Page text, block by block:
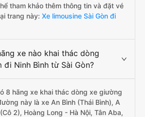
tham khảo thêm thông tin và đặt vé
trang này: Xe limousine Sài Gòn đi
xe nào khai thác dòng
đi Ninh Bình từ Sài Gòn?
8 hãng xe khai thác dòng xe giường
này là xe An Bình (Thái Bình), A
2), Hoàng Long - Hà Nội, Tân Aba,